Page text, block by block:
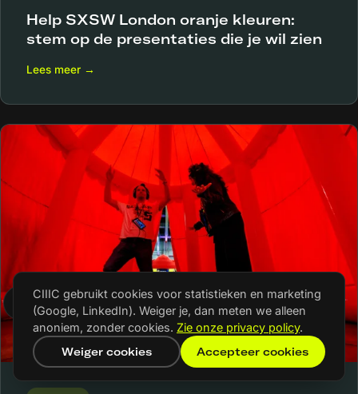
Help SXSW London oranje kleuren:
stem op de presentaties die je wil zien
Lees meer →
CIIIC gebruikt cookies voor statistieken en marketing
(Google, LinkedIn). Weiger je, dan meten we alleen
anoniem, zonder cookies. Zie onze privacy policy.
Weiger cookies Accepteer cookies